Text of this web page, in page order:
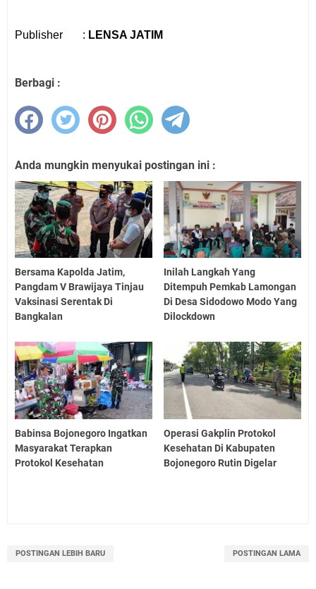
Publisher : LENSA JATIM
Berbagi :
Anda mungkin menyukai postingan ini :
Bersama Kapolda Jatim,
Pangdam V Brawijaya Tinjau
Vaksinasi Serentak Di
Bangkalan
Inilah Langkah Yang
Ditempuh Pemkab Lamongan
Di Desa Sidodowo Modo Yang
Dilockdown
Babinsa Bojonegoro Ingatkan
Masyarakat Terapkan
Protokol Kesehatan
Operasi Gakplin Protokol
Kesehatan Di Kabupaten
Bojonegoro Rutin Digelar
POSTINGAN LEBIH BARU POSTINGAN LAMA